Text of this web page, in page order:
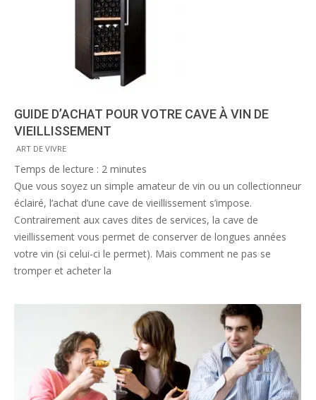
GUIDE D’ACHAT POUR VOTRE CAVE À VIN DE
VIEILLISSEMENT
2013-
11-
27
ART DE VIVRE
Temps de lecture : 2 minutes
Que vous soyez un simple amateur de vin ou un collectionneur
éclairé, l’achat d’une cave de vieillissement s’impose.
Contrairement aux caves dites de services, la cave de
vieillissement vous permet de conserver de longues années
votre vin (si celui-ci le permet). Mais comment ne pas se
tromper et acheter la